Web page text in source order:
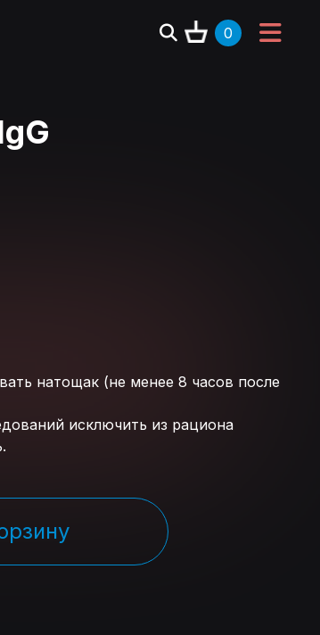
0
натощак (не менее 8 часов после
исключить из рациона